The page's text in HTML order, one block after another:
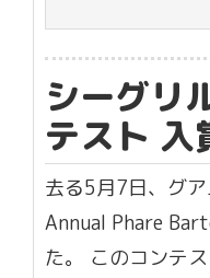
シーグリ
テスト 入
去る5月7日、グ
Annual Phare
た。 このコンテ